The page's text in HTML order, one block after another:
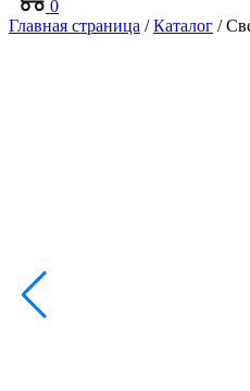
0
Главная страница /Каталог /